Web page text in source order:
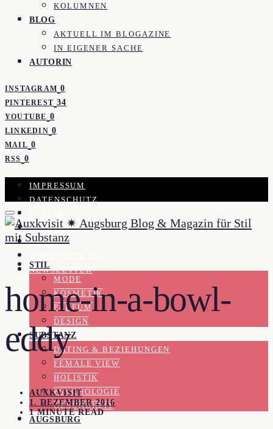
KOLUMNEN
BLOG
AKTUELL IM BLOGAZINE
IN EIGENER SACHE
AUTORIN
INSTAGRAM 0
PINTEREST 34
YOUTUBE 0
LINKEDIN 0
MAIL 0
RSS 0
IMPRESSUM
DATENSCHUTZ
KOOPERATION
KONTAKT
NEWSLETTER
STIL
MODE
KOSMETIK
PARFUM
DESIGN
SUBSTANZ
DATING & BEZIEHUNGEN
FEMALE VIEW
HOLISTIK
PSYCHOLOGIE
GESUNDHEIT
AUGSBURG
home-in-a-bowl-
eddy
AUXKVISIT
1. DEZEMBER 2016
1 MINUTE READ